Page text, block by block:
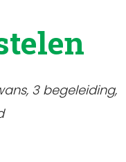
3 begeleiding,